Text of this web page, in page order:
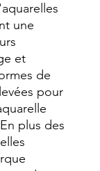
une
et
de
pour
plus des